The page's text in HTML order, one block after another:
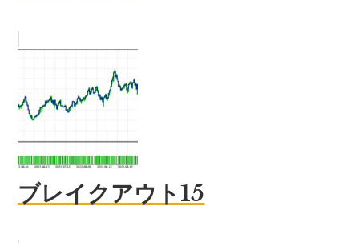
ブレイクアウト15